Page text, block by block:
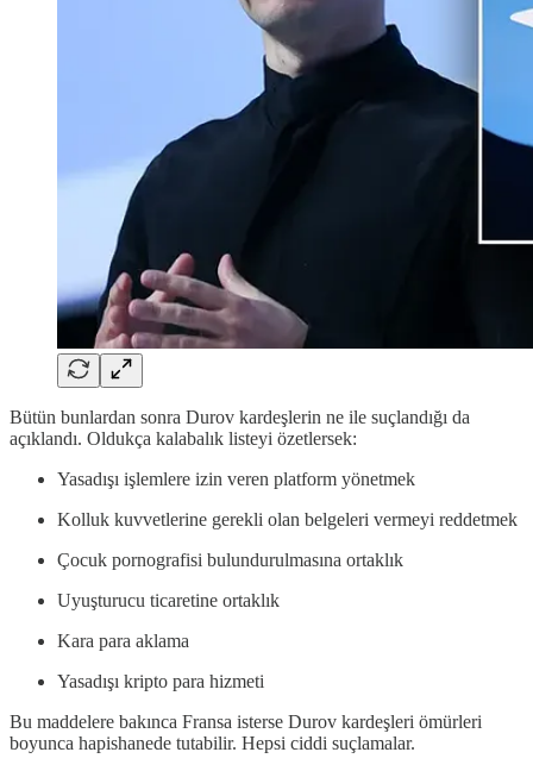
Bütün bunlardan sonra Durov kardeşlerin ne ile suçlandığı da
açıklandı. Oldukça kalabalık listeyi özetlersek:
Yasadışı işlemlere izin veren platform yönetmek
Kolluk kuvvetlerine gerekli olan belgeleri vermeyi reddetmek
Çocuk pornografisi bulundurulmasına ortaklık
Uyuşturucu ticaretine ortaklık
Kara para aklama
Yasadışı kripto para hizmeti
Bu maddelere bakınca Fransa isterse Durov kardeşleri ömürleri
boyunca hapishanede tutabilir. Hepsi ciddi suçlamalar.